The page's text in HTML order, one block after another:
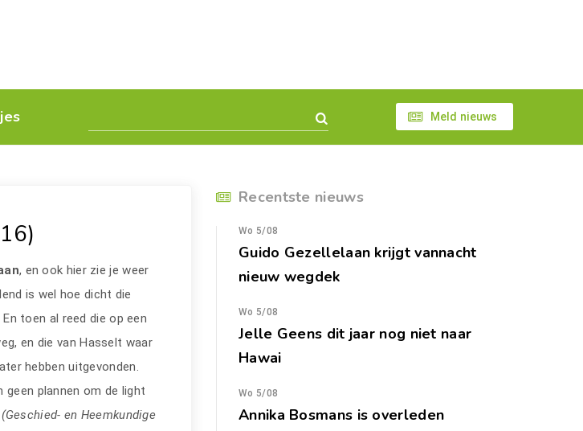
Meld nieuws
, en ook hier zie je weer
is wel hoe dicht die
toen al reed die op een
en die van Hasselt waar
hebben uitgevonden.
geen plannen om de light
(Geschied- en Heemkundige
Recentste nieuws
Wo 5/08
Guido Gezellelaan krijgt vannacht
nieuw wegdek
Wo 5/08
Jelle Geens dit jaar nog niet naar
Hawai
Wo 5/08
Annika Bosmans is overleden